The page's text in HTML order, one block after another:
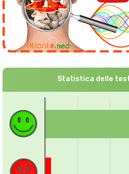
Statistica delle